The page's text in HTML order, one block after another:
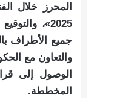
المحرز خلال
جميع الأطراف
والتعاون مع
الوصول إلى
المخططة.